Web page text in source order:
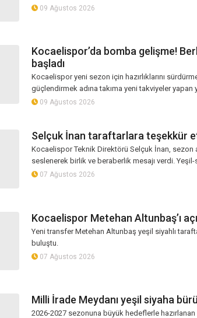
09 Ağustos 2026
Kocaelispor’da bomba gelişme!
başladı
Kocaelispor yeni sezon için hazırlıklarını
güçlendirmek adına takıma yeni takviyeler yapan
09 Ağustos 2026
Selçuk İnan taraftarlara teşekkür
Kocaelispor Teknik Direktörü Selçuk İnan, sezon
seslenerek birlik ve beraberlik mesajı verdi. Yeşil-
07 Ağustos 2026
Kocaelispor Metehan Altunbaş’ı
Yeni transfer Metehan Altunbaş yeşil siyahlı
buluştu.
07 Ağustos 2026
Milli İrade Meydanı yeşil siyaha
2026-2027 sezonuna büyük hedeflerle hazırlanan